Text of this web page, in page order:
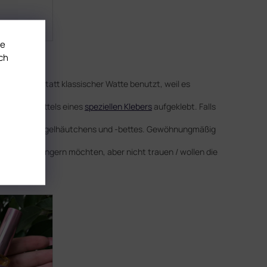
wird anstatt klassischer Watte benutzt, weil es
wird mittels eines speziellen Klebers aufgeklebt. Falls
des Nagelhäutchens und -bettes. Gewöhnungmäßig
verlängern möchten, aber nicht trauen / wollen die